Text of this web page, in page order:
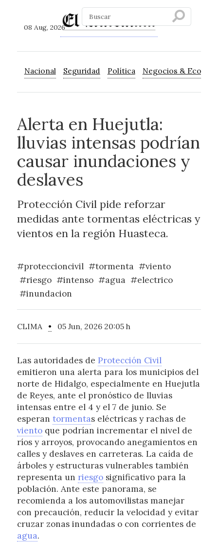
08 Aug, 2026
Nacional Seguridad Política Negocios &
Alerta en Huejutla:
lluvias intensas podrían
causar inundaciones y
deslaves
Protección Civil pide reforzar
medidas ante tormentas eléctricas y
vientos en la región Huasteca.
#proteccioncivil #tormenta #viento
#riesgo #intenso #agua #electrico
#inundacion
CLIMA • 05 Jun, 2026 20:05 h
Las autoridades de Protección Civil
emitieron una alerta para los municipios del
norte de Hidalgo, especialmente en Huejutla
de Reyes, ante el pronóstico de lluvias
intensas entre el 4 y el 7 de junio. Se
esperan tormentas eléctricas y rachas de
vientoque podrían incrementar el nivel de
ríos y arroyos, provocando anegamientos en
calles y deslaves en carreteras. La caída de
árboles y estructuras vulnerables también
representa un riesgosignificativo para la
población. Ante este panorama, se
recomienda a los automovilistas manejar
con precaución, reducir la velocidad y evitar
cruzar zonas inundadas o con corrientes de
agua.